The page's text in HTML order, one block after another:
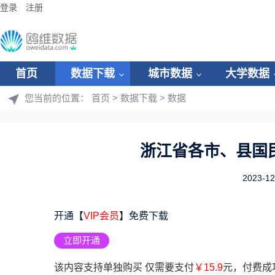
登录 注册
首页 数据下载 城市数据 大学数据
您当前的位置： 首页 > 数据下载 > 数据
浙江省各市、县国
2023-
开通【VIP会员】免费下载
立即开通
该内容支持单独购买 仅需要支付￥15.9元，付费